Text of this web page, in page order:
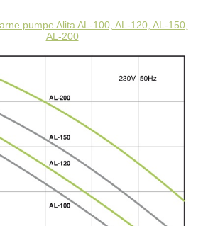
pumpe Alita AL-100, AL-120, AL-150,
AL-200